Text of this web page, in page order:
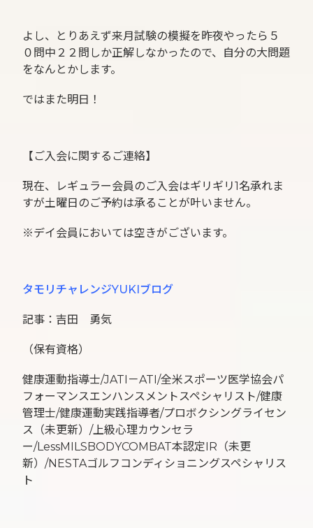
よし、とりあえず来月試験の模擬を昨夜やったら５
０問中２２問しか正解しなかったので、自分の大問題
をなんとかします。
ではまた明日！
【ご入会に関するご連絡】
現在、レギュラー会員のご入会はギリギリ1名承れま
すが土曜日のご予約は承ることが叶いません。
※デイ会員においては空きがございます。
タモリチャレンジYUKIブログ
記事：吉田 勇気
（保有資格）
健康運動指導士/JATI－ATI/全米スポーツ医学協会パ
フォーマンスエンハンスメントスペシャリスト/健康
管理士/健康運動実践指導者/プロボクシングライセン
ス（未更新）/上級心理カウンセラ
ー/LessMILSBODYCOMBAT本認定IR（未更
新）/NESTAゴルフコンディショニングスペシャリス
ト